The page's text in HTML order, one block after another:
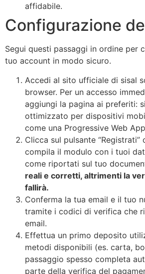
affidabile.
Configurazione
Segui questi passaggi in ordine per
tuo account in modo sicuro.
Accedi al sito ufficiale di sisal
browser. Per un accesso
aggiungi la pagina ai preferiti:
ottimizzato per dispositivi
come una Progressive Web
Clicca sul pulsante “Registrati”
compila il modulo con i tuoi
come riportati sul tuo
reali e corretti, altrimenti la
fallirà.
Conferma la tua email e il tuo
tramite i codici di verifica che
email.
Effettua un primo deposito
metodi disponibili (es. carta,
passaggio spesso completa
parte della verifica del